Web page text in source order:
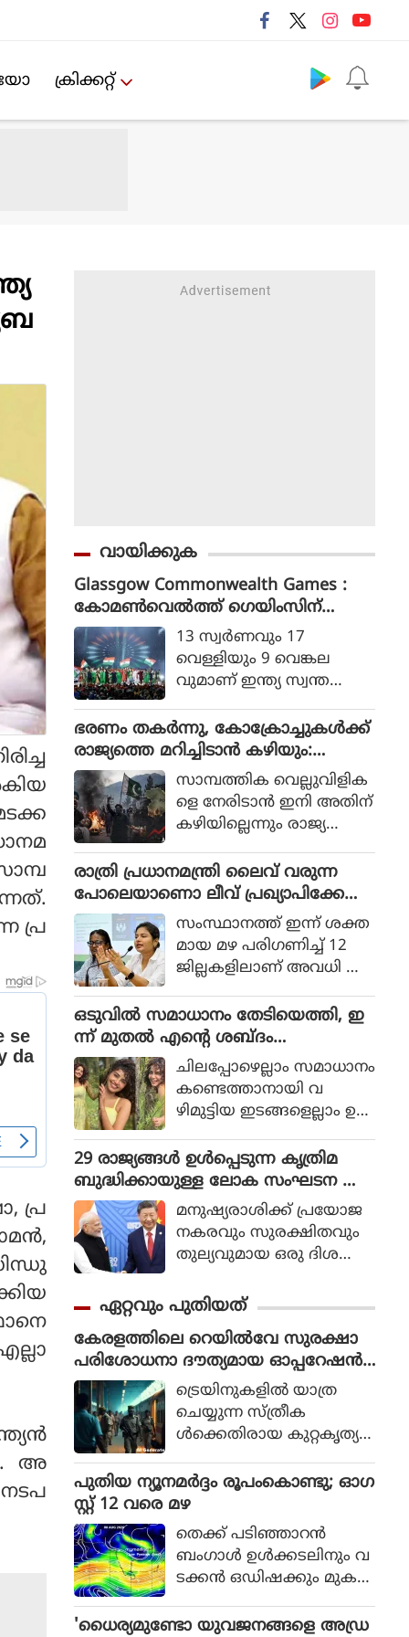
ക്രിക്കറ്റ്‌
പ്ര
പ്ര
അ
വായിക്കുക
Glassgow Commonwealth Games :
കോമൺവെൽത്ത് ഗെയിംസിന്
ഗ്ലാസ്ഗോയിൽ കൊടിയിറങ്ങി, മെഡ
ൽ നേട്ടത്തിൽ ഇന്ത്യ നാലാമത്
13 സ്വര്‍ണവും 17
വെള്ളിയും 9 വെങ്കല
വുമാണ് ഇന്ത്യ സ്വന്ത
ഭരണം തകര്‍ന്നു, കോക്രോച്ചുകള്‍ക്ക്
രാജ്യത്തെ മറിച്ചിടാന്‍ കഴിയും:
പാകിസ്ഥാന്‍ ആഭ്യന്തര മന്ത്രി
മൊഹ്സിന്‍ നഖ്വി
സാമ്പത്തിക വെല്ലുവിളിക
ളെ നേരിടാന്‍ ഇനി അതിന്
കഴിയില്ലെന്നും രാജ്യത്തെ
മൊഹ്സിന്‍ നഖ്വി
വ്യാഴാഴ്ച പറഞ്ഞു. കര
സേനാ മേധാവി ഫീല്‍ഡ്
മാര്‍ഷല്‍ സയ്യിദ് അസിം
മുനീറിന്റെ അടുത്ത
യാളായി അറിയപ്പെടുന്ന ന
ഖ്വി പാകിസ്ഥാന്റെ
കോക്രോച്ചുകള്‍ ഒ
ന്നിച്ചാല്‍ രാജ്യത്തെ മ
റിച്ചിടാന്‍ കഴിയുമെന്ന് പറ
ഞ്ഞു.
രാത്രി പ്രധാനമന്ത്രി ലൈവ് വരുന്ന
പോലെയാണൊ ലീവ് പ്രഖ്യാപിക്കേണ്ട
ത്, എറണാകുളം ജില്ലാ കളക്ടർ
ക്കെതിരെ വിമർശനം
സംസ്ഥാനത്ത് ഇന്ന് ശക്ത
മായ മഴ പരിഗണിച്ച് 12
ജില്ലകളിലാണ് അവധി പ്ര
ഒടുവില്‍ സമാധാനം തേടിയെത്തി, ഇ
ന്ന് മുതല്‍ എന്റെ ശബ്ദം
തിരെഞ്ഞെടുക്കുന്നു, പോസ്റ്റുമായി
അനുപമ പരമേശ്വരന്‍, ഒരു ബ്രെയ്ക്ക
പ്പ് മണക്കുന്നുവെന്ന് സോഷ്യല്‍
മീഡിയ
ചിലപ്പോഴെല്ലാം സമാധാനം
കണ്ടെത്താനായി വ
ഴിമുട്ടിയ ഇടങ്ങളെല്ലാം ഉ
രും.
29 രാജ്യങ്ങള്‍ ഉള്‍പ്പെടുന്ന കൃത്രിമ
ബുദ്ധിക്കായുള്ള ലോക സംഘടന ആ
രംഭിച്ച് ചൈന; ഇന്ത്യ ഇല്ലമനുഷ്യരാശിക്ക് പ്രയോജ
നകരവും സുരക്ഷിതവും
തുല്യവുമായ ഒരു ദിശ
വികസിക്കുന്നുവെന്ന് ഉറ
പ്പാക്കുക എന്ന പ്രഖ്യാപിത
ലക്ഷ്യത്തോടെയാണ് ഇ
തിന്റെ ആരംഭം. ചടങ്ങില്‍
യുഎന്‍ സെക്രട്ടറി ജനറല്‍
അന്റോണിയോ ഗുട്ടെറസ്
പങ്കെടുത്തു.
ഏറ്റവും പുതിയത്
കേരളത്തിലെ റെയില്‍വേ സുരക്ഷാ
പരിശോധനാ ദൗത്യമായ ഓപ്പറേഷന്‍
രക്ഷിതയില്‍ അറസ്റ്റിലായത് 33 പേര്‍
ട്രെയിനുകളില്‍ യാത്ര
ചെയ്യുന്ന സ്ത്രീക
ള്‍ക്കെതിരായ കുറ്റകൃത്യ
രുടെ സുരക്ഷ ഉറ
പ്പാക്കുന്നതിനുമായി കേര
ള റെയില്‍വേ പോലീസ്
ആരംഭിച്ച പദ്ധതിയാണ്
'ഓപ്പറേഷന്‍ രക്ഷിത.
പുതിയ ന്യൂനമർദ്ദം രൂപംകൊണ്ടു; ഓഗ
സ്റ്റ് 12 വരെ മഴ
തെക്ക് പടിഞ്ഞാറൻ
ബംഗാൾ ഉൾക്കടലിനും വ
ടക്കൻ ഒഡിഷക്കും മുക
essure Area) രൂപപ്പെട്ടു.
'ധൈര്യമുണ്ടോ യുവജനങ്ങളെ അഡ്ര